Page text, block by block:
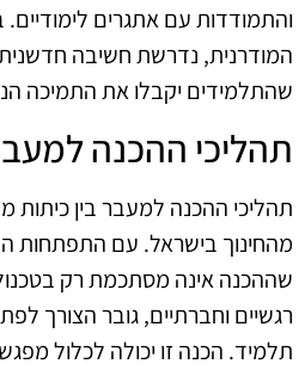
והתמודדות עם אתגרים
המודרנית, נדרשת חשיבה
שהתלמידים יקבלו את התמיכה
תהליכי ההכנה
תהליכי ההכנה למעבר בין כיתות
מהחינוך בישראל. עם התפתחות
שההכנה אינה מסתכמת רק
רגשיים וחברתיים, גובר הצורך
תלמיד. הכנה זו יכולה לכלול